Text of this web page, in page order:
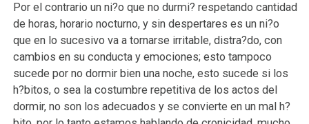
Por el contrario un ni?o que no durmi? respetando cantidad
de horas, horario nocturno, y sin despertares es un ni?o
que en lo sucesivo va a tornarse irritable, distra?do, con
cambios en su conducta y emociones; esto tampoco
sucede por no dormir bien una noche, esto sucede si los
h?bitos, o sea la costumbre repetitiva de los actos del
dormir, no son los adecuados y se convierte en un mal h?